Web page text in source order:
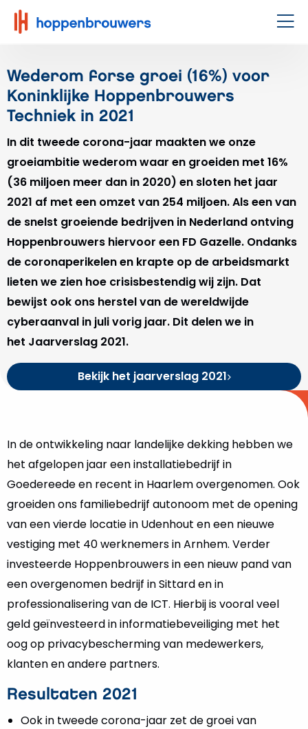
Hoppenbrouwers
|
techniek
leeft
Wederom forse groei (16%) voor
Koninklijke Hoppenbrouwers
Techniek in 2021
In dit tweede corona-jaar maakten we onze
groeiambitie wederom waar en groeiden met 16%
(36 miljoen meer dan in 2020) en sloten het jaar
2021 af met een omzet van 254 miljoen. Als een van
de snelst groeiende bedrijven in Nederland ontving
Hoppenbrouwers hiervoor een FD Gazelle. Ondanks
de coronaperikelen en krapte op de arbeidsmarkt
lieten we zien hoe crisisbestendig wij zijn. Dat
bewijst ook ons herstel van de wereldwijde
cyberaanval in juli vorig jaar. Dit delen we in
het Jaarverslag 2021.
Bekijk het jaarverslag 2021
In de ontwikkeling naar landelijke dekking hebben we
het afgelopen jaar een installatiebedrijf in
Goedereede en recent in Haarlem overgenomen. Ook
groeiden ons familiebedrijf autonoom met de opening
van een vierde locatie in Udenhout en een nieuwe
vestiging met 40 werknemers in Arnhem. Verder
investeerde Hoppenbrouwers in een nieuw pand van
een overgenomen bedrijf in Sittard en in
professionalisering van de ICT. Hierbij is vooral veel
geld geïnvesteerd in informatiebeveiliging met het
oog op privacybescherming van medewerkers,
klanten en andere partners.
Resultaten 2021
Ook in tweede corona-jaar zet de groei van